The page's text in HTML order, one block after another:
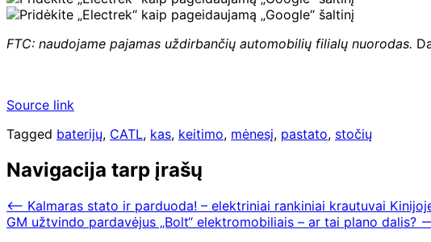
FTC: naudojame pajamas uždirbančių automobilių filialų nuorodas.
Source link
Tagged baterijų, CATL, kas, keitimo, mėnesį, pastato, stočių
Navigacija tarp įrašų
⟵ Kalmaras stato ir parduoda! – elektriniai rankiniai krautuvai
GM užtvindo pardavėjus „Bolt“ elektromobiliais – ar tai plano dalis?